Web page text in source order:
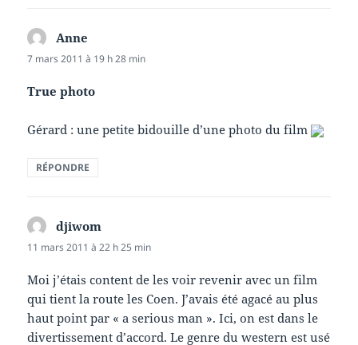
Anne
7 mars 2011 à 19 h 28 min
True photo
Gérard : une petite bidouille d’une photo du film
RÉPONDRE
djiwom
11 mars 2011 à 22 h 25 min
Moi j’étais content de les voir revenir avec un film
qui tient la route les Coen. J’avais été agacé au plus
haut point par « a serious man ». Ici, on est dans le
divertissement d’accord. Le genre du western est usé